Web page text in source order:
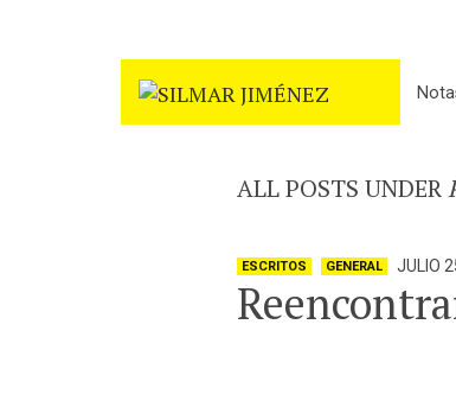
ALL POSTS UNDER
ESCRITOS GENERAL JULIO